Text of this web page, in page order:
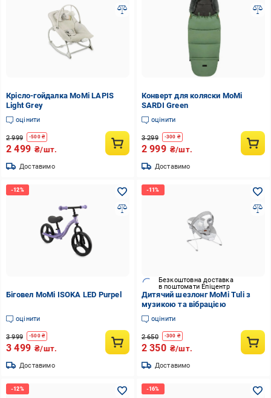
Крісло-гойдалка MoMi LAPIS
Light Grey
оцінити
2 999 -500₴
2 499 ₴/шт.
Доставимо
Конверт для коляски MoMi
SARDI Green
оцінити
3 299 -300 ₴
2 999 ₴/шт.
Доставимо
Біговел MoMi ISOKA LED Purpel
оцінити
3 999 -500₴
3 499 ₴/шт.
Доставимо
Безкоштовна доставка
в поштомати Епіцентр
Дитячий шезлонг MoMi Tuli з
музикою та вібрацією
оцінити
2 650 -300 ₴
2 350 ₴/шт.
Доставимо